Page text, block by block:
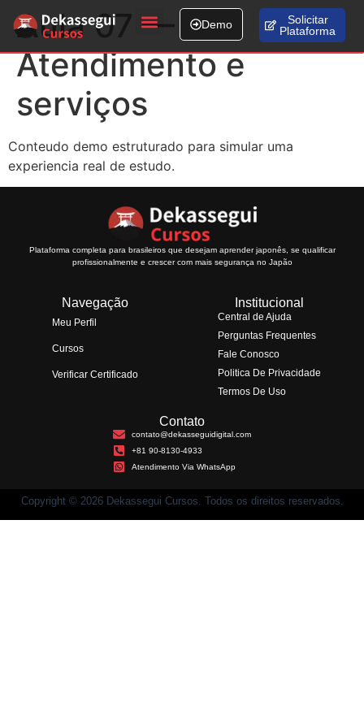
Demo
Solicitar
Plataforma
Aula 07 —
Atendimento e
serviços
Conteudo demo estruturado para simular uma
experiencia real de estudo.
Plataforma completa para brasileiros que desejam aprender japonês, se qualificar
profissionalmente e crescer com mais segurança no Japão
Navegação
Meu Perfil
Cursos
Verificar Certificado
Institucional
Central de Ajuda
Perguntas Frequentes
Fale Conosco
Politica De Privacidade
Termos De Uso
Contato
contato@dekasseguidigital.com
+81 90-8130-4933
Atendimento Via WhatsApp
Copyright © 2026 Dekassegui Cursos. Todos os direitos reservados.